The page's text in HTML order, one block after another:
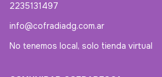
2235131497
info@cofradiadg.com.ar
No tenemos local, solo tienda virtual